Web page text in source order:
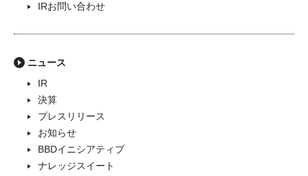
IRお問い合わせ
ニュース
IR
決算
プレスリリース
お知らせ
BBDイニシアティブ
ナレッジスイート